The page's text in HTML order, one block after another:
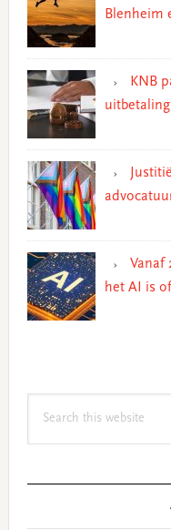
Blenheim
KNB
Vanaf
het AI is